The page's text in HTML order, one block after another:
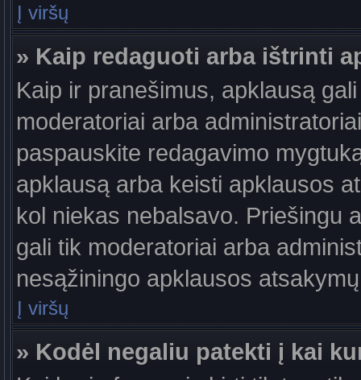
Į viršų
» Kaip redaguoti arba ištrinti
Kaip ir pranešimus, apklausą
moderatoriai arba
paspauskite redagavimo
apklausą arba keisti apklausos
kol niekas nebalsavo. Priešingu
gali tik moderatoriai arba
nesąžiningo apklausos
Į viršų
» Kodėl negaliu patekti į kai